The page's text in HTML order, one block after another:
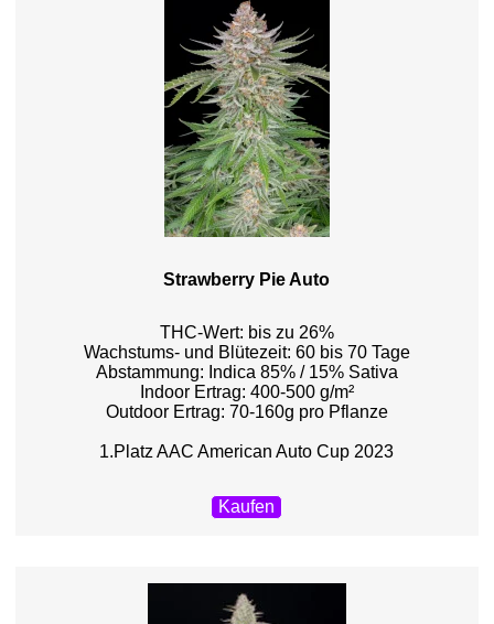
Strawberry Pie Auto
THC-Wert: bis zu 26%
Wachstums- und Blütezeit: 60 bis 70 Tage
Abstammung: Indica 85% / 15% Sativa
Indoor Ertrag: 400-500 g/m²
Outdoor Ertrag: 70-160g pro Pflanze
1.Platz AAC American Auto Cup 2023
Kaufen